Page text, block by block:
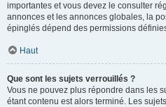
importantes et vous devez le consulter
annonces et les annonces globales, la
épinglés dépend des permissions
Haut
Que sont les sujets verrouillés ?
Vous ne pouvez plus répondre dans les
étant contenu est alors terminé. Les